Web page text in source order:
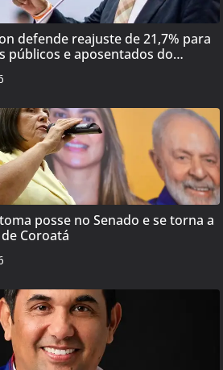
defende reajuste de 21,7% para
públicos e aposentados do
posse no Senado e se torna a
Coroatá